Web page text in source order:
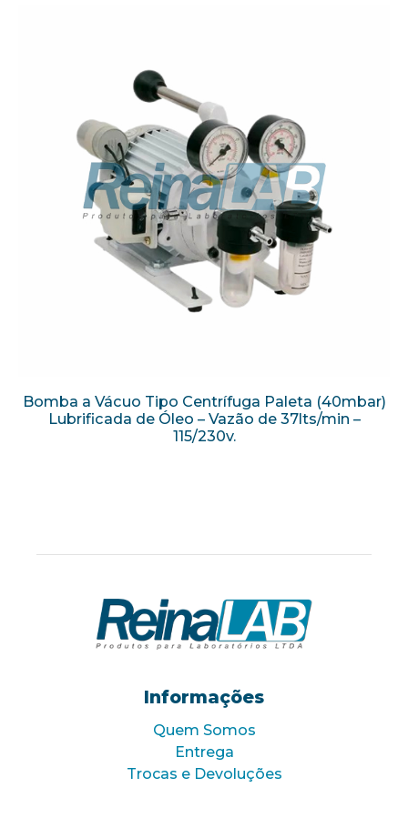
Bomba a Vácuo Tipo Centrífuga Paleta (40mbar)
Lubrificada de Óleo – Vazão de 37lts/min –
115/230v.
Informações
Quem Somos
Entrega
Trocas e Devoluções